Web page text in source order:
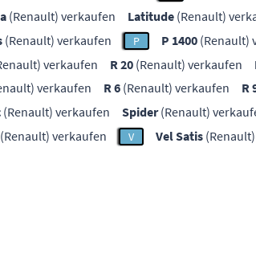
(Renault) verkaufen Latitude (Renault)
(Renault) verkaufen P P 1400 (Renault)
verkaufen R 20 (Renault) verkaufen
verkaufen R 6 (Renault) verkaufen R
(Renault) verkaufen Spider(Renault)
(Renault) verkaufen V Vel Satis